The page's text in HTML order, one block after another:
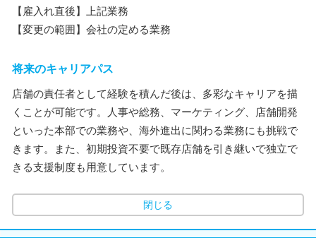
【雇入れ直後】上記業務
【変更の範囲】会社の定める業務
将来のキャリアパス
店舗の責任者として経験を積んだ後は、多彩なキャリアを描
くことが可能です。人事や総務、マーケティング、店舗開発
といった本部での業務や、海外進出に関わる業務にも挑戦で
きます。また、初期投資不要で既存店舗を引き継いで独立で
きる支援制度も用意しています。
閉じる